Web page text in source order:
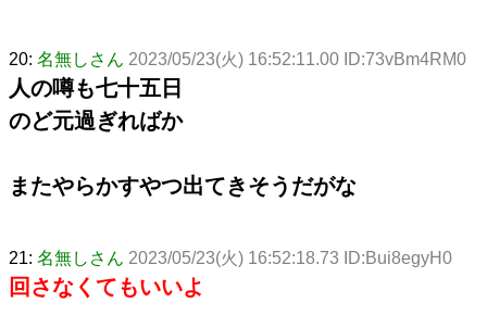
20: 名無しさん 2023/05/23(火) 16:52:11.00 ID:73vBm4RM0
人の噂も七十五日
のど元過ぎればか
またやらかすやつ出てきそうだがな
21: 名無しさん 2023/05/23(火) 16:52:18.73 ID:Bui8egyH0
回さなくてもいいよ